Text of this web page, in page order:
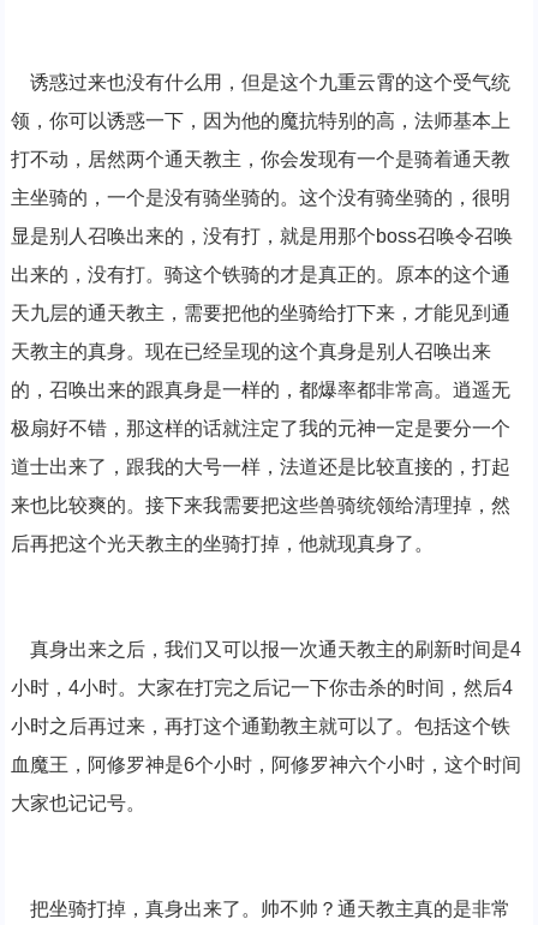
诱惑过来也没有什么用，但是这个九重云霄的这个受气统
领，你可以诱惑一下，因为他的魔抗特别的高，法师基本上
打不动，居然两个通天教主，你会发现有一个是骑着通天教
主坐骑的，一个是没有骑坐骑的。这个没有骑坐骑的，很明
显是别人召唤出来的，没有打，就是用那个boss召唤令召唤
出来的，没有打。骑这个铁骑的才是真正的。原本的这个通
天九层的通天教主，需要把他的坐骑给打下来，才能见到通
天教主的真身。现在已经呈现的这个真身是别人召唤出来
的，召唤出来的跟真身是一样的，都爆率都非常高。逍遥无
极扇好不错，那这样的话就注定了我的元神一定是要分一个
道士出来了，跟我的大号一样，法道还是比较直接的，打起
来也比较爽的。接下来我需要把这些兽骑统领给清理掉，然
后再把这个光天教主的坐骑打掉，他就现真身了。
真身出来之后，我们又可以报一次通天教主的刷新时间是4
小时，4小时。大家在打完之后记一下你击杀的时间，然后4
小时之后再过来，再打这个通勤教主就可以了。包括这个铁
血魔王，阿修罗神是6个小时，阿修罗神六个小时，这个时间
大家也记记号。
把坐骑打掉，真身出来了。帅不帅？通天教主真的是非常